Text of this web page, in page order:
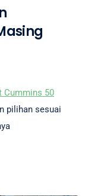
Cummins 50
pilihan sesuai